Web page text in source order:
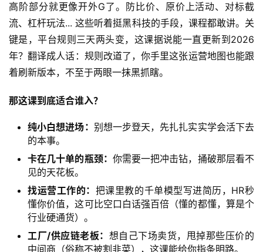
网
高阶部分就更像开外G了。防比价、原价上活动、对标截
流、杠杆玩法... 这些听着挺黑科技的手段，课程都敢讲。关
键是，平台规则三天两头变，这课据说能一直更新到2026
年？翻译成人话：规则改道了，你手里这张运营地图也能跟
着刷新版本，不至于两眼一抹黑抓瞎。
那这课到底适合谁入？
纯小白想进场： 别想一步登天，先扎扎实实学会活下去
的本事。
卡在几十单的瓶颈： 你需要一把冲击钻，捅破那层看不
见的天花板。
找运营工作的： 把课里教的千单模型写进简历，HR秒
懂你价值，这可比空口白话强百倍（懂的都懂，算是个
行业硬通货）。
工厂/供应链老板： 想自己下场卖货，甩掉那些压价的
中间商（俗称不被割韭菜），这课能给你指条明路。